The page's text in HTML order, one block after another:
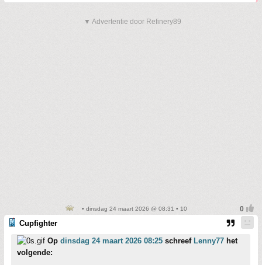
▼ Advertentie door Refinery89
• dinsdag 24 maart 2026 @ 08:31 • 10
Cupfighter
Op dinsdag 24 maart 2026 08:25 schreef Lenny77 het
volgende: